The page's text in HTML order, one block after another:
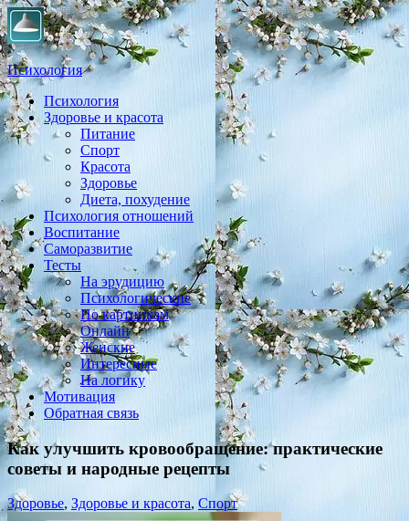
Психология
Практическая психология, личностный рост, экология,
здоровье, воспитание,
Психология
Здоровье и красота
Питание
Спорт
Красота
Здоровье
Диета, похудение
Психология отношений
Воспитание
Саморазвитие
Тесты
На эрудицию
Психологические
По картинкам
Онлайн
Женские
Интересные
На логику
Мотивация
Обратная связь
Как улучшить кровообращение: практические
советы и народные рецепты
Здоровье, Здоровье и красота, Спорт